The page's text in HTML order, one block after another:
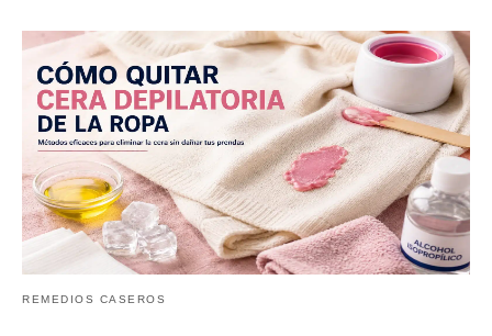
REMEDIOS CASEROS